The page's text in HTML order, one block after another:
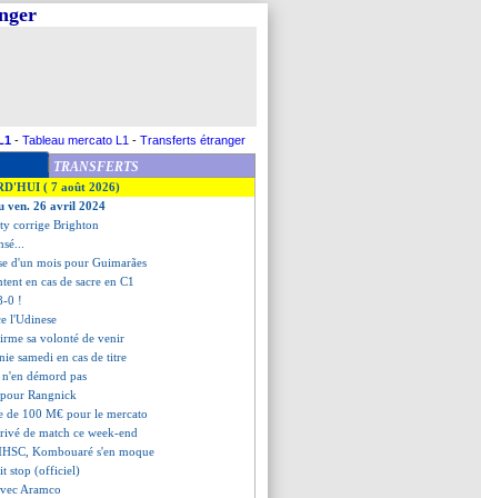
- Tableau mercato L1 - Transferts étranger
TRANSFERTS
( 7 août 2026)
ven. 26 avril 2024
corrige Brighton
d'un mois pour Guimarães
en cas de sacre en C1
0 !
l'Udinese
sa volonté de venir
samedi en cas de titre
démord pas
Rangnick
de 100 M€ pour le mercato
de match ce week-end
Kombouaré s'en moque
stop (officiel)
Aramco